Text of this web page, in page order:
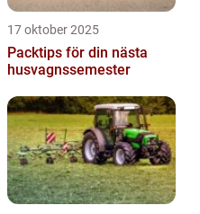
17 oktober 2025
Packtips för din nästa
husvagnssemester